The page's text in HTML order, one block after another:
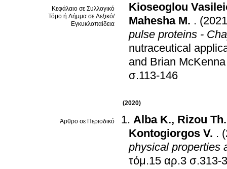
Κεφάλαιο σε Συλλογικό
Τόμο ή Λήμμα σε Λεξικό/
Εγκυκλοπαίδεια
Kioseoglou
Mahesha M. .
pulse proteins -
nutraceutical
and Brian McKenna
σ.113-146
(2020)
Άρθρο σε Περιοδικό Alba Κ., Rizou Th.
Kontogiorgos V. .
physical properties
τόμ.15 αρ.3